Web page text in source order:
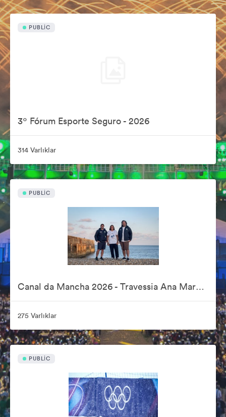
PUBLIC
3º Fórum Esporte Seguro - 2026
314 Varlıklar
PUBLIC
Canal da Mancha 2026 - Travessia Ana Marcela Cunha
275 Varlıklar
PUBLIC